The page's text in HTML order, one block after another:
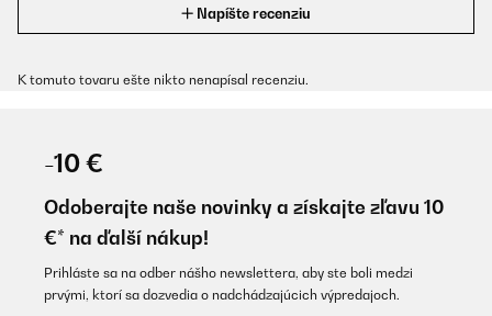
Napíšte recenziu
K tomuto tovaru ešte nikto nenapísal recenziu.
-10 €
Odoberajte naše novinky a získajte zľavu 10
€* na ďalší nákup!
Prihláste sa na odber nášho newslettera, aby ste boli medzi
prvými, ktorí sa dozvedia o nadchádzajúcich výpredajoch.